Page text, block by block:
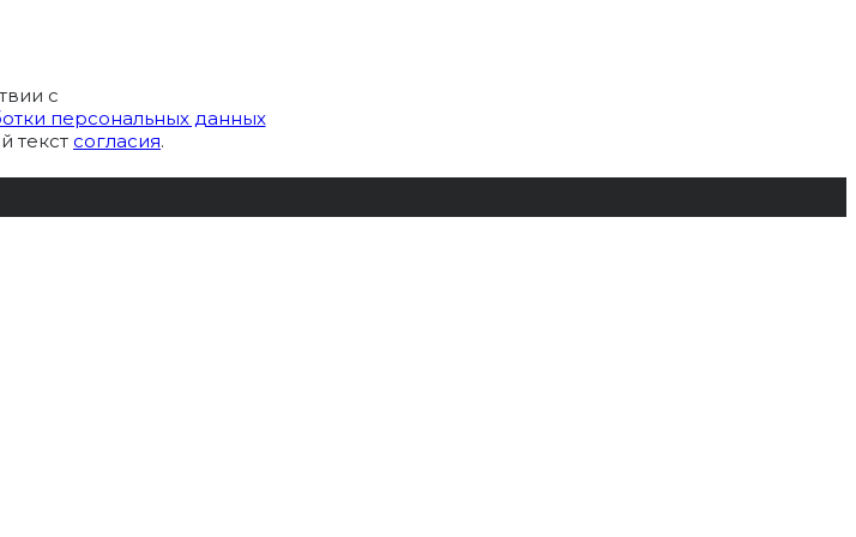
с
персональных данных
текст согласия.